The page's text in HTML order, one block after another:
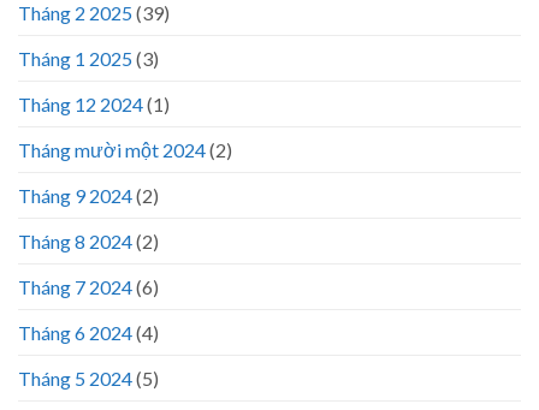
Tháng 2 2025(39)
Tháng 1 2025(3)
Tháng 12 2024(1)
Tháng mười một 2024(2)
Tháng 9 2024(2)
Tháng 8 2024(2)
Tháng 7 2024(6)
Tháng 6 2024(4)
Tháng 5 2024(5)